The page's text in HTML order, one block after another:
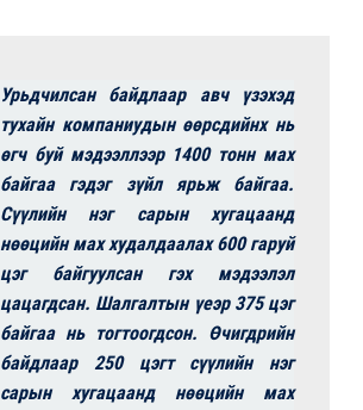
Урьдчилсан байдлаар авч үзэхэд
тухайн компаниудын өөрсдийнх нь
өгч буй мэдээллээр 1400 тонн мах
байгаа гэдэг зүйл ярьж байгаа.
Сүүлийн нэг сарын хугацаанд
нөөцийн мах худалдаалах 600 гаруй
цэг байгуулсан гэх мэдээлэл
цацагдсан. Шалгалтын үеэр 375 цэг
байгаа нь тогтоогдсон. Өчигдрийн
байдлаар 250 цэгт сүүлийн нэг
сарын хугацаанд нөөцийн мах